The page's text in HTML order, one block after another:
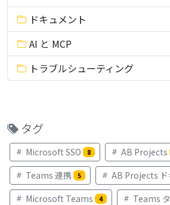
ドキュメント
AI と MCP
トラブルシューティング
タグ
Microsoft SSO 8 AB Projects
Teams 連携 5 AB Projects ド
Microsoft Teams 4 Teams